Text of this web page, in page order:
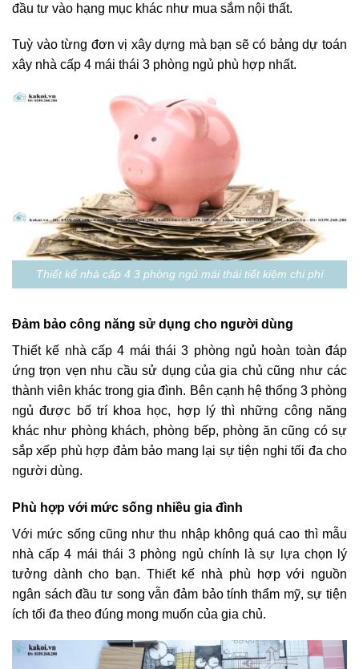
đầu tư vào hạng mục khác như mua sắm nội thất.
Tuỳ vào từng đơn vị xây dựng mà bạn sẽ có bảng dự toán
xây nhà cấp 4 mái thái 3 phòng ngủ phù hợp nhất.
Thiết kế nhà cấp 4 3 phòng ngủ mái thái tiết kiệm chi phí
Đảm bảo công năng sử dụng cho người dùng
Thiết kế nhà cấp 4 mái thái 3 phòng ngủ hoàn toàn đáp
ứng trọn vẹn nhu cầu sử dụng của gia chủ cũng như các
thành viên khác trong gia đình. Bên cạnh hệ thống 3 phòng
ngủ được bố trí khoa học, hợp lý thì những công năng
khác như phòng khách, phòng bếp, phòng ăn cũng có sự
sắp xếp phù hợp đảm bảo mang lại sự tiện nghi tối đa cho
người dùng.
Phù hợp với mức sống nhiều gia đình
Với mức sống cũng như thu nhập không quá cao thì mẫu
nhà cấp 4 mái thái 3 phòng ngủ chính là sự lựa chọn lý
tưởng dành cho bạn. Thiết kế nhà phù hợp với nguồn
ngân sách đầu tư song vẫn đảm bảo tính thẩm mỹ, sự tiện
ích tối đa theo đúng mong muốn của gia chủ.